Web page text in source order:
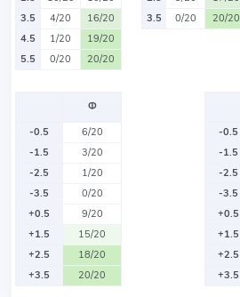
3.5
4/20
16/20
4.5
1/20
19/20
5.5
0/20 20/20
3.5
0/20 20/20
Ф
-0.5
6/20
-1.5
3/20
-2.5
1/20
-3.5
0/20
+0.5
9/20
+1.5
15/20
+2.5
18/20
+3.5
20/20
-0.5
-1.5
-2.5
-3.5
+0.5
+1.5
+2.5
+3.5